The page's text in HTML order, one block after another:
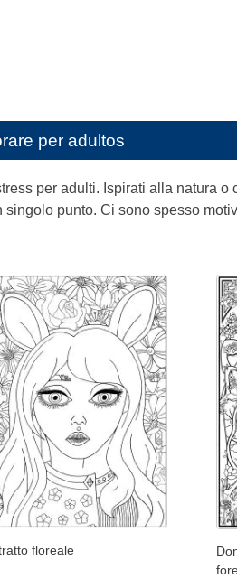
per adultos
per adulti. Ispirati alla natura o
punto. Ci sono spesso
floreale